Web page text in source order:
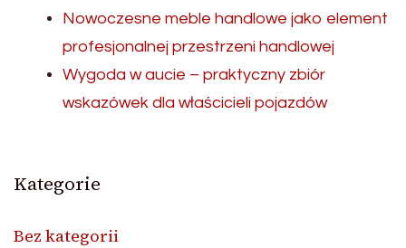
Nowoczesne meble handlowe jako element
profesjonalnej przestrzeni handlowej
Wygoda w aucie – praktyczny zbiór
wskazówek dla właścicieli pojazdów
Kategorie
Bez kategorii